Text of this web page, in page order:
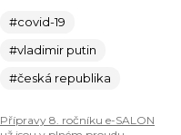
#covid-19
#vladimir putin
#česká republika
Přípravy 8. ročníku e-SALON